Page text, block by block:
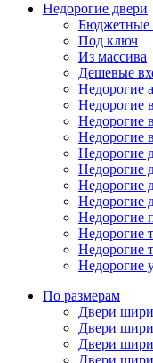
Недорогие двери
Бюджетные
Под ключ
Из массива
Дешевые
Недорогие
Недорогие
Недорогие
Недорогие
Недорогие
Недорогие
Недорогие
Недорогие
Недорогие
Недорогие
Недорогие
Недорогие
По размерам
Двери
Двери
Двери
Двери